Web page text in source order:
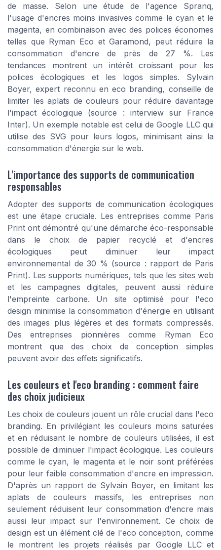
de masse. Selon une étude de l'agence Spranq,
l'usage d'encres moins invasives comme le cyan et le
magenta, en combinaison avec des polices économes
telles que Ryman Eco et Garamond, peut réduire la
consommation d'encre de près de 27 %. Les
tendances montrent un intérêt croissant pour les
polices écologiques et les logos simples. Sylvain
Boyer, expert reconnu en eco branding, conseille de
limiter les aplats de couleurs pour réduire davantage
l'impact écologique (source : interview sur France
Inter). Un exemple notable est celui de Google LLC qui
utilise des SVG pour leurs logos, minimisant ainsi la
consommation d'énergie sur le web.
L'importance des supports de communication
responsables
Adopter des supports de communication écologiques
est une étape cruciale. Les entreprises comme Paris
Print ont démontré qu'une démarche éco-responsable
dans le choix de papier recyclé et d'encres
écologiques peut diminuer leur impact
environnemental de 30 % (source : rapport de Paris
Print). Les supports numériques, tels que les sites web
et les campagnes digitales, peuvent aussi réduire
l'empreinte carbone. Un site optimisé pour l'eco
design minimise la consommation d'énergie en utilisant
des images plus légères et des formats compressés.
Des entreprises pionnières comme Ryman Eco
montrent que des choix de conception simples
peuvent avoir des effets significatifs.
Les couleurs et l'eco branding : comment faire
des choix judicieux
Les choix de couleurs jouent un rôle crucial dans l'eco
branding. En privilégiant les couleurs moins saturées
et en réduisant le nombre de couleurs utilisées, il est
possible de diminuer l'impact écologique. Les couleurs
comme le cyan, le magenta et le noir sont préférées
pour leur faible consommation d'encre en impression.
D'après un rapport de Sylvain Boyer, en limitant les
aplats de couleurs massifs, les entreprises non
seulement réduisent leur consommation d'encre mais
aussi leur impact sur l'environnement. Ce choix de
design est un élément clé de l'eco conception, comme
le montrent les projets réalisés par Google LLC et